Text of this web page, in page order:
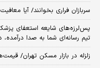
سربازان فراری بخوانند/ آیا
پس‌لرزه‌های شایعه استعفای
تیم رسانه‌ای شما به صدا
زلزله در بازار مسکن تهران/ قیمت‌ها ۲ برابر شد، خریدار